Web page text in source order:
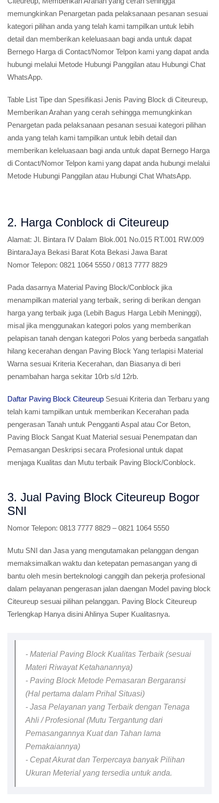
memungkinkan Penargetan pada pelaksanaan pesanan sesuai
kategori pilihan anda yang telah kami tampilkan untuk lebih
detail dan memberikan keleluasaan bagi anda untuk dapat
Bernego Harga di Contact/Nomor Telpon kami yang dapat anda
hubungi melalui Metode Hubungi Panggilan atau Hubungi Chat
WhatsApp.
Table List Tipe dan Spesifikasi Jenis Paving Block di Citeureup,
Memberikan Arahan yang cerah sehingga memungkinkan
Penargetan pada pelaksanaan pesanan sesuai kategori pilihan
anda yang telah kami tampilkan untuk lebih detail dan
memberikan keleluasaan bagi anda untuk dapat Bernego Harga
di Contact/Nomor Telpon kami yang dapat anda hubungi melalui
Metode Hubungi Panggilan atau Hubungi Chat WhatsApp.
2. Harga Conblock di Citeureup
Alamat: Jl. Bintara IV Dalam Blok.001 No.015 RT.001 RW.009
BintaraJaya Bekasi Barat Kota Bekasi Jawa Barat
Nomor Telepon: 0821 1064 5550 / 0813 7777 8829
Pada dasarnya Material Paving Block/Conblock jika
menampilkan material yang terbaik, sering di berikan dengan
harga yang terbaik juga (Lebih Bagus Harga Lebih Meninggi),
misal jika menggunakan kategori polos yang memberikan
pelapisan tanah dengan kategori Polos yang berbeda sangatlah
hilang kecerahan dengan Paving Block Yang terlapisi Material
Warna sesuai Kriteria Kecerahan, dan Biasanya di beri
penambahan harga sekitar 10rb s/d 12rb.
Daftar Paving Block Citeureup Sesuai Kriteria dan Terbaru yang
telah kami tampilkan untuk memberikan Kecerahan pada
pengerasan Tanah untuk Pengganti Aspal atau Cor Beton,
Paving Block Sangat Kuat Material sesuai Penempatan dan
Pemasangan Deskripsi secara Profesional untuk dapat
menjaga Kualitas dan Mutu terbaik Paving Block/Conblock.
3. Jual Paving Block Citeureup Bogor
SNI
Nomor Telepon: 0813 7777 8829 – 0821 1064 5550
Mutu SNI dan Jasa yang mengutamakan pelanggan dengan
memaksimalkan waktu dan ketepatan pemasangan yang di
bantu oleh mesin berteknologi canggih dan pekerja profesional
dalam pelayanan pengerasan jalan daengan Model paving block
Citeureup sesuai pilihan pelanggan. Paving Block Citeureup
Terlengkap Hanya disini Ahlinya Super Kualitasnya.
- Material Paving Block Kualitas Terbaik (sesuai
Materi Riwayat Ketahanannya)
- Paving Block Metode Pemasaran Bergaransi
(Hal pertama dalam Prihal Situasi)
- Jasa Pelayanan yang Terbaik dengan Tenaga
Ahli / Profesional (Mutu Tergantung dari
Pemasangannya Kuat dan Tahan lama
Pemakaiannya)
- Cepat Akurat dan Terpercaya banyak Pilihan
Ukuran Meterial yang tersedia untuk anda.